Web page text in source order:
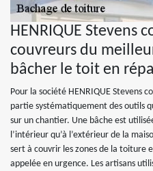
HENRIQUE Stevens
couvreurs du
bâcher le toit en
Pour la société HENRIQUE Stevens
partie systématiquement des outils
sur un chantier. Une bâche est
l’intérieur qu’à l’extérieur de la
sert à couvrir les zones de la toiture
appelée en urgence. Les artisans